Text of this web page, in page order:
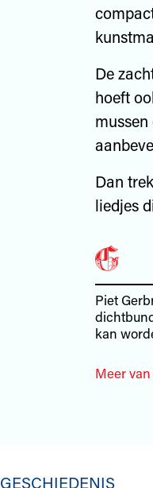
De
hoeft
Dan
liedjes
Piet
kan
Meer
GESCHIEDENIS